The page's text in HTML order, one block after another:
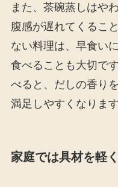
また、茶碗蒸しはや
腹感が遅れてくるこ
ない料理は、早食い
食べることも大切で
べると、だしの香り
満足しやすくなります
家庭では具材を軽